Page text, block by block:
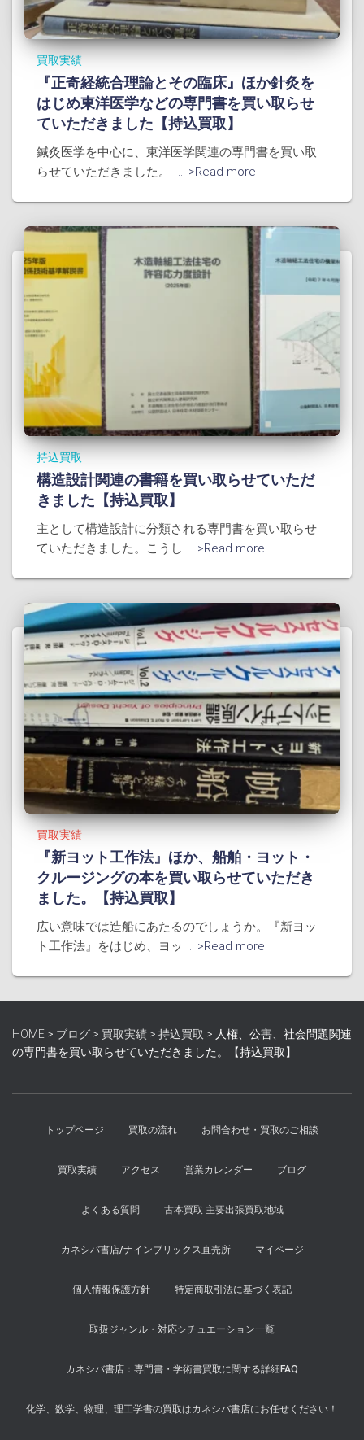
買取実績
『正奇経統合理論とその臨床』ほか針灸を
はじめ東洋医学などの専門書を買い取らせ
ていただきました【持込買取】
鍼灸医学を中心に、東洋医学関連の専門書を買い取
らせていただきました。
... >Read more
持込買取
構造設計関連の書籍を買い取らせていただ
きました【持込買取】
主として構造設計に分類される専門書を買い取らせ
ていただきました。こうし ... >Read more
買取実績
『新ヨット工作法』ほか、船舶・ヨット・
クルージングの本を買い取らせていただき
ました。【持込買取】
広い意味では造船にあたるのでしょうか。『新ヨッ
ト工作法』をはじめ、ヨッ ... >Read more
HOME > ブログ > 買取実績 > 持込買取 > 人権、公害、社会問題関連
の専門書を買い取らせていただきました。【持込買取】
トップページ 買取の流れ お問合わせ・買取のご相談
買取実績 アクセス 営業カレンダー ブログ
よくある質問 古本買取 主要出張買取地域
カネシバ書店/ナインブリックス直売所 マイページ
個人情報保護方針 特定商取引法に基づく表記
取扱ジャンル・対応シチュエーション一覧
カネシバ書店：専門書・学術書買取に関する詳細FAQ
化学、数学、物理、理工学書の買取はカネシバ書店にお任せください！